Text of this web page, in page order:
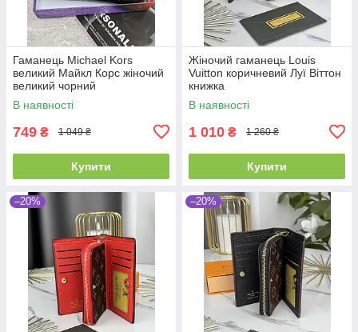
Гаманець Michael Kors
великий Майкл Корс жіночий
великий чорний
В наявності
749 ₴ 1 049 ₴
Купити
Жіночий гаманець Louis
Vuitton коричневий Луї Віттон
книжка
В наявності
1 010 ₴ 1 260 ₴
Купити
–20% –20%